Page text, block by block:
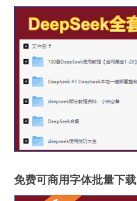
免费可商用字体批量下载